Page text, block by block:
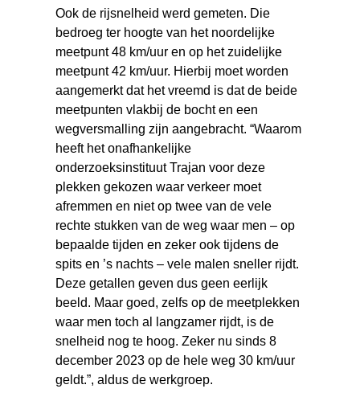
Ook de rijsnelheid werd gemeten. Die
bedroeg ter hoogte van het noordelijke
meetpunt 48 km/uur en op het zuidelijke
meetpunt 42 km/uur. Hierbij moet worden
aangemerkt dat het vreemd is dat de beide
meetpunten vlakbij de bocht en een
wegversmalling zijn aangebracht. “Waarom
heeft het onafhankelijke
onderzoeksinstituut Trajan voor deze
plekken gekozen waar verkeer moet
afremmen en niet op twee van de vele
rechte stukken van de weg waar men – op
bepaalde tijden en zeker ook tijdens de
spits en ’s nachts – vele malen sneller rijdt.
Deze getallen geven dus geen eerlijk
beeld. Maar goed, zelfs op de meetplekken
waar men toch al langzamer rijdt, is de
snelheid nog te hoog. Zeker nu sinds 8
december 2023 op de hele weg 30 km/uur
geldt.”, aldus de werkgroep.